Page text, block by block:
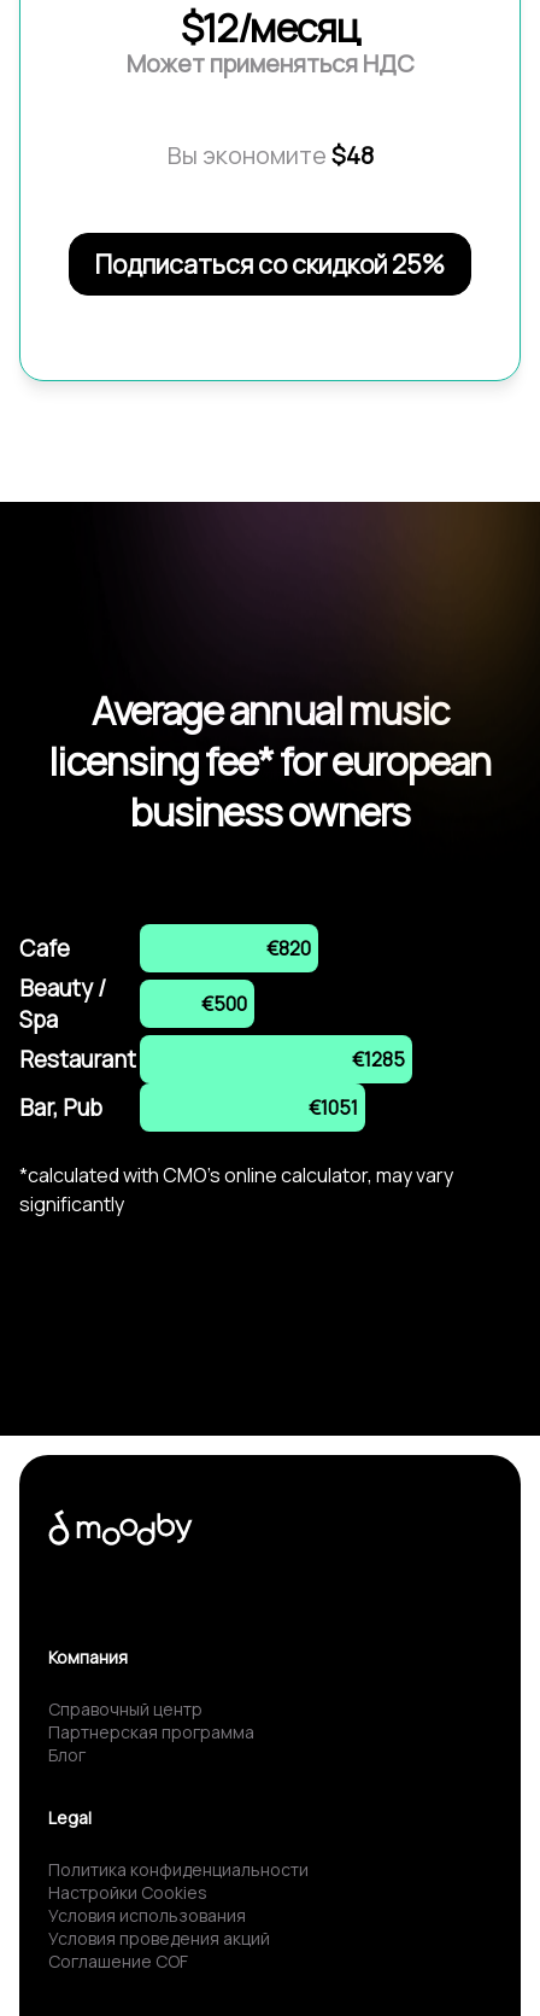
$12/месяц
Может применяться НДС
Вы экономите$48
Подписаться со скидкой 25%
Average annual music
licensing fee* for european
business owners
Cafe €820
Beauty /
Spa
€500
Restaurant €1285
Bar, Pub €1051
*calculated with CMO's online calculator, may vary
significantly
Компания
Справочный центр
Партнерская программа
Блог
Legal
Политика конфиденциальности
Настройки Cookies
Условия использования
Условия проведения акций
Соглашение COF